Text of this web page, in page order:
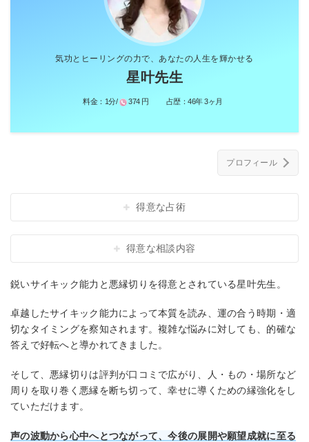
気功とヒーリングの力で、あなたの人生を輝かせる
星叶先生
料金： 1分/ 374 円 占歴：46年 3ヶ月
プロフィール
得意な占術
得意な相談内容
鋭いサイキック能力と悪縁切りを得意とされている星叶先生。
卓越したサイキック能力によって本質を読み、運の合う時期・適
切なタイミングを察知されます。複雑な悩みに対しても、的確な
答えで好転へと導かれてきました。
そして、悪縁切りは評判が口コミで広がり、人・もの・場所など
周りを取り巻く悪縁を断ち切って、幸せに導くための縁強化をし
ていただけます。
声の波動から心中へとつながって、今後の展開や願望成就に至る